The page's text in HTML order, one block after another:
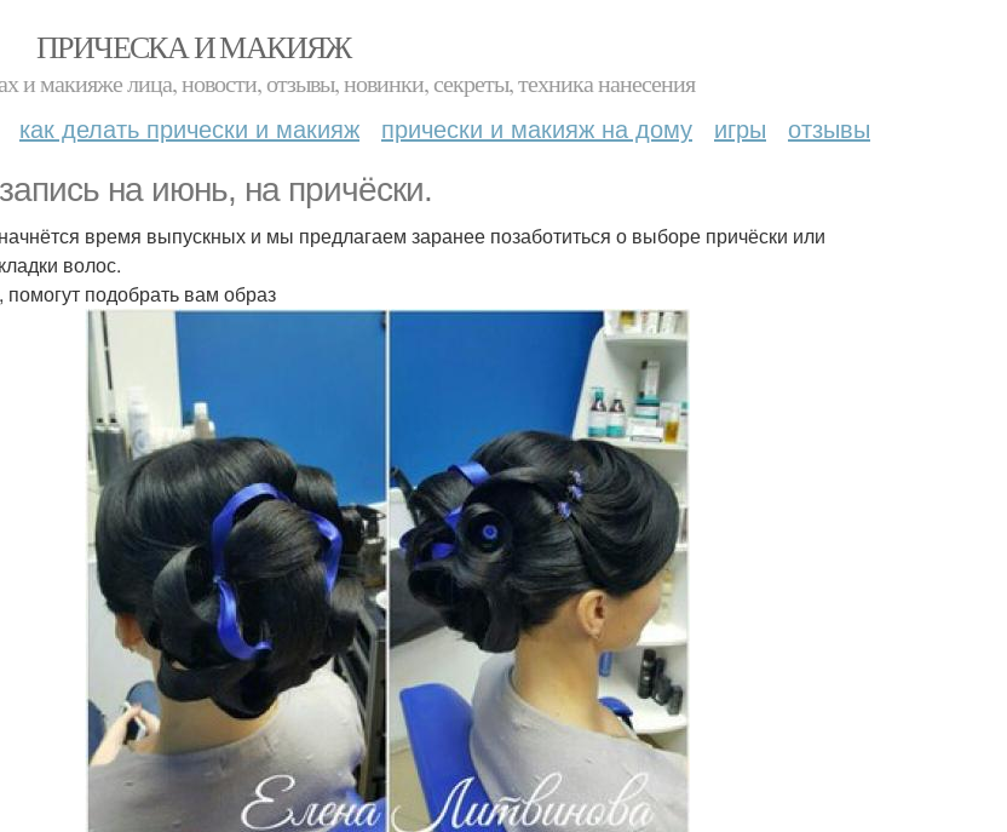
ПРИЧЕСКА И МАКИЯЖ
и макияже лица, новости, отзывы, новинки, секреты, техника нанесения
как делать прически и макияж прически и макияж на дому игры отзывы
на июнь, на причёски.
время выпускных и мы предлагаем заранее позаботиться о выборе причёски или
волос.
подобрать вам образ